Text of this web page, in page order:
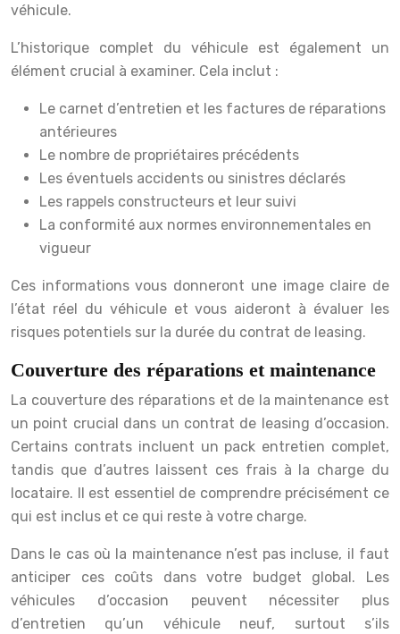
véhicule.
L’historique complet du véhicule est également un
élément crucial à examiner. Cela inclut :
Le carnet d’entretien et les factures de réparations
antérieures
Le nombre de propriétaires précédents
Les éventuels accidents ou sinistres déclarés
Les rappels constructeurs et leur suivi
La conformité aux normes environnementales en
vigueur
Ces informations vous donneront une image claire de
l’état réel du véhicule et vous aideront à évaluer les
risques potentiels sur la durée du contrat de leasing.
Couverture des réparations et maintenance
La couverture des réparations et de la maintenance est
un point crucial dans un contrat de leasing d’occasion.
Certains contrats incluent un pack entretien complet,
tandis que d’autres laissent ces frais à la charge du
locataire. Il est essentiel de comprendre précisément ce
qui est inclus et ce qui reste à votre charge.
Dans le cas où la maintenance n’est pas incluse, il faut
anticiper ces coûts dans votre budget global. Les
véhicules d’occasion peuvent nécessiter plus
d’entretien qu’un véhicule neuf, surtout s’ils